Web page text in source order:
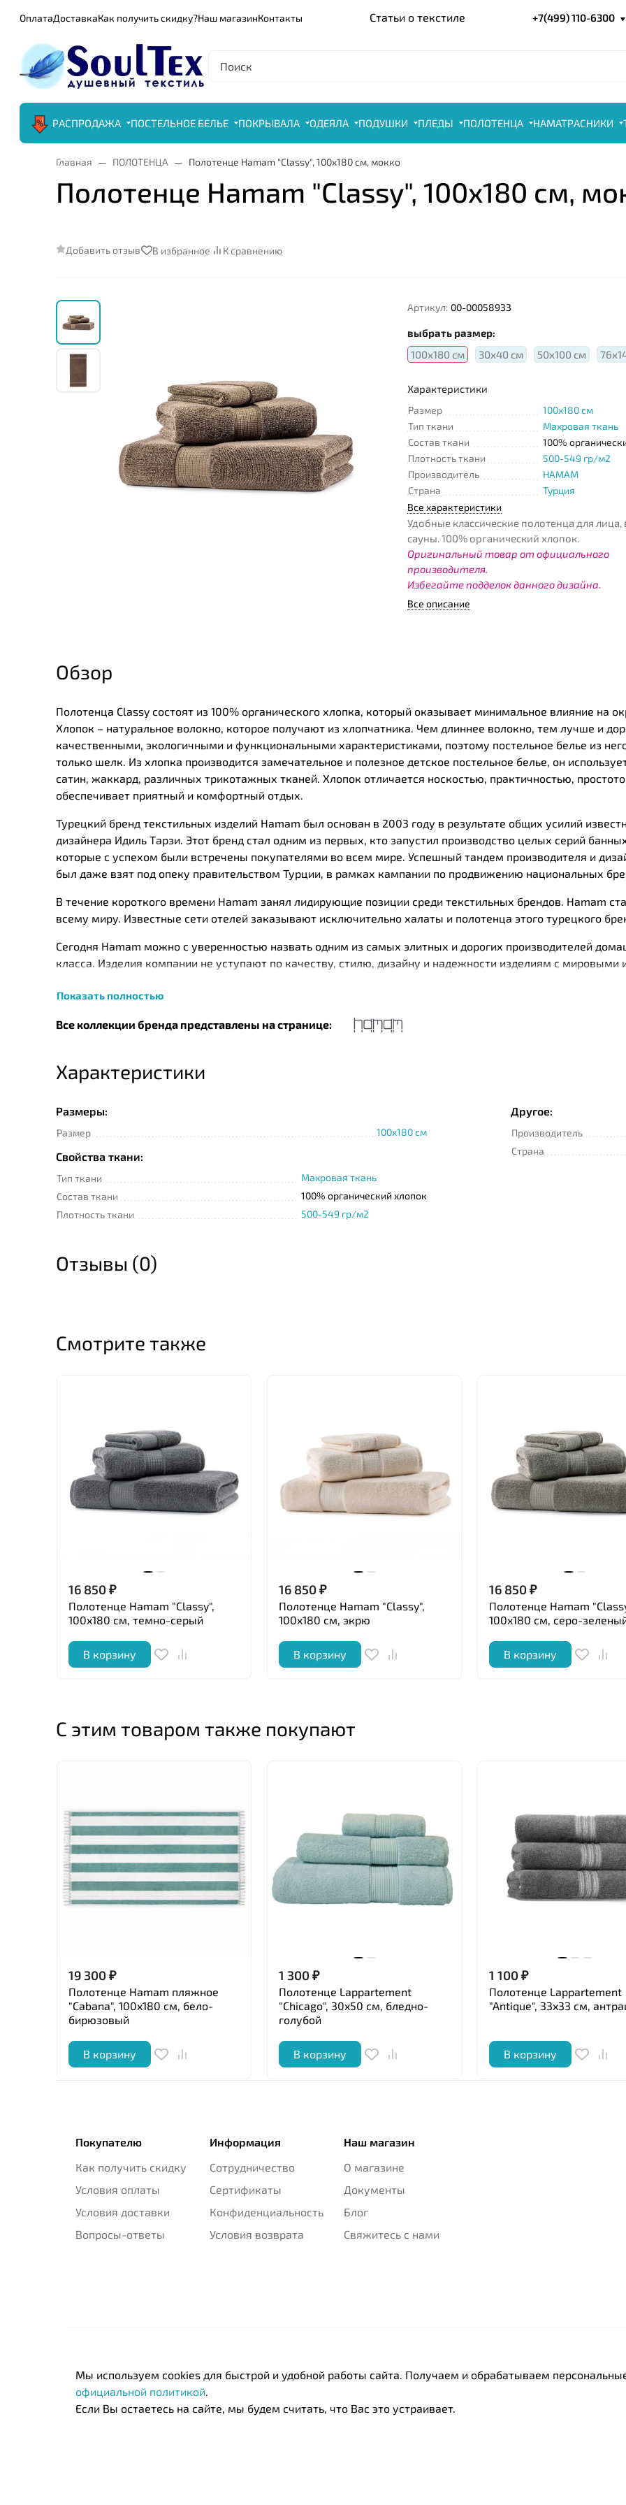
ОплатаДоставкаКак получить скидку?Наш магазинКонтакты Статьи о текстиле +7(499) 110-6300
РАСПРОДАЖА ПОСТЕЛЬНОЕ БЕЛЬЕ ПОКРЫВАЛА ОДЕЯЛА ПОДУШКИ ПЛЕДЫ ПОЛОТЕНЦА НАМАТРАСНИКИ
Главная ПОЛОТЕНЦА Полотенце Hamam "Classy", 100x180 см, мокко
Полотенце Hamam "Classy", 100x180 см,
Добавить отзыв В избранное К сравнению
Артикул: 00-00058933
выбрать размер:
100х180 см
30х40 см 50х100 см
Характеристики
Размер
100x180 см
Тип ткани
Махровая ткань
Состав ткани
100%
Плотность ткани
500-549 гр/м2
Производитель
HAMAM
Страна
Турция
Все характеристики
Удобные классические полотенца для
сауны. 100% органический хлопок.
Оригинальный товар от официального
производителя.
Избегайте подделок данного дизайна.
Все описание
Обзор
Полотенца Classy состоят из 100% органического хлопка, который оказывает минимальное влияние на
Хлопок – натуральное волокно, которое получают из хлопчатника. Чем длиннее волокно, тем лучше и
качественными, экологичными и функциональными характеристиками, поэтому постельное белье из
только шелк. Из хлопка производится замечательное и полезное детское постельное белье, он
сатин, жаккард, различных трикотажных тканей. Хлопок отличается носкостью, практичностью,
обеспечивает приятный и комфортный отдых.
Турецкий бренд текстильных изделий Нamam был основан в 2003 году в результате общих усилий
дизайнера Идиль Тарзи. Этот бренд стал одним из первых, кто запустил производство целых серий
которые с успехом были встречены покупателями во всем мире. Успешный тандем производителя и
был даже взят под опеку правительством Турции, в рамках кампании по продвижению национальных
В течение короткого времени Нamam занял лидирующие позиции среди текстильных брендов. Нamam
всему миру. Известные сети отелей заказывают исключительно халаты и полотенца этого турецкого
Сегодня Нamam можно с уверенностью назвать одним из самых элитных и дорогих производителей
класса. Изделия компании не уступают по качеству, стилю, дизайну и надежности изделиям с мировыми
турецких и швейцарских технологов. Так, например, текстиль Нamam изготавливается с помощью
изначальный вид изделия до 50 стирок. Помимо хлопка бренд использует и другие
Показать полностью
Все коллекции бренда представлены на странице:
Характеристики
Размеры:
Размер 100x180 см
Свойства ткани:
Тип ткани
Махровая ткань
Состав ткани
100% органический хлопок
Плотность ткани
500-549 гр/м2
Другое:
Производитель
Страна
Отзывы (0)
Смотрите также
16 850₽
Полотенце Hamam "Classy",
100x180 см, темно-серый
В корзину
16 850₽
Полотенце Hamam "Classy",
100x180 см, экрю
В корзину
16 850₽
Полотенце Hamam
100x180 см, серо-
В корзину
С этим товаром также покупают
19 300₽
Полотенце Hamam пляжное
"Cabana", 100x180 см, бело-
бирюзовый
В корзину
1 300₽
Полотенце Lappartement
"Chicago", 30x50 см, бледно-
голубой
В корзину
1 100₽
Полотенце Lappartement
"Antique", 33x33 см,
В корзину
Покупателю
Как получить скидку
Условия оплаты
Условия доставки
Вопросы-ответы
Информация
Сотрудничество
Сертификаты
Конфиденциальность
Условия возврата
Наш магазин
О магазине
Документы
Блог
Свяжитесь с нами
Мы используем cookies для быстрой и удобной работы сайта. Получаем и обрабатываем
официальной политикой.
Если Вы остаетесь на сайте, мы будем считать, что Вас это устраивает.